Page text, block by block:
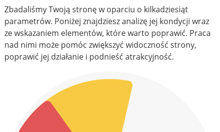
Zbadaliśmy Twoją stronę w oparciu o kilkadziesiąt
parametrów. Poniżej znajdziesz analizę jej kondycji wraz
ze wskazaniem elementów, które warto poprawić. Praca
nad nimi może pomóc zwiększyć widoczność strony,
poprawić jej działanie i podnieść atrakcyjność.